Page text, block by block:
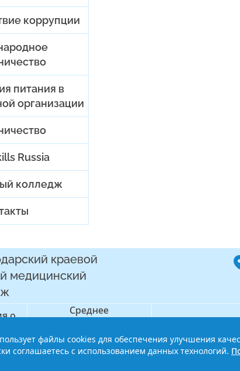
коррупции
питания в
организации
Russia
колледж
краевой
медицинский
о
Среднее
профессиональное
Филиал
2013-2021 Краснодарский краевой базовый
файлы cookies для обеспечения улучшения
соглашаетесь с использованием данных технологий.